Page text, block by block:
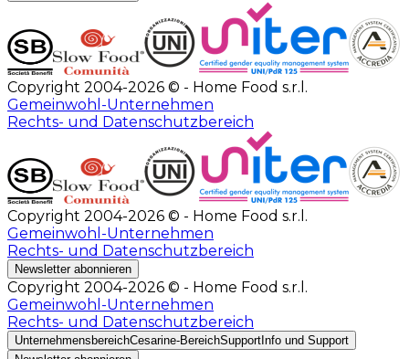
Copyright 2004-2026 © - Home Food s.r.l.
Gemeinwohl-Unternehmen
Rechts- und Datenschutzbereich
Copyright 2004-2026 © - Home Food s.r.l.
Gemeinwohl-Unternehmen
Rechts- und Datenschutzbereich
Newsletter abonnieren
Copyright 2004-2026 © - Home Food s.r.l.
Gemeinwohl-Unternehmen
Rechts- und Datenschutzbereich
UnternehmensbereichCesarine-BereichSupport Info und Support